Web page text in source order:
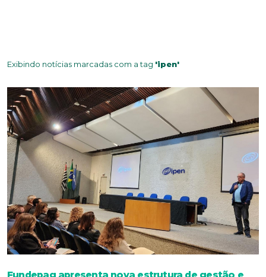
Exibindo notícias marcadas com a tag 'ipen'